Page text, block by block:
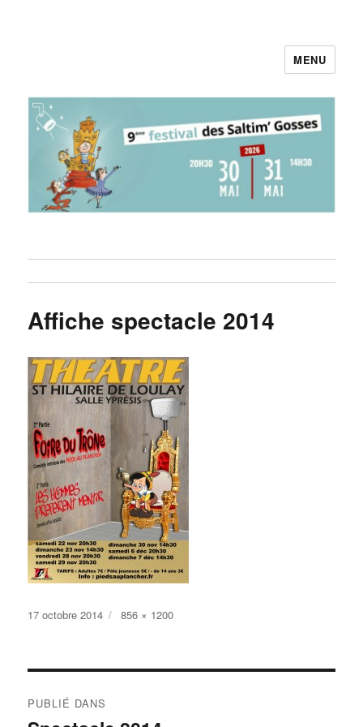
MENU
Affiche spectacle 2014
Publié
17 octobre 2014
Taille
856 × 1200
PUBLIÉ DANS